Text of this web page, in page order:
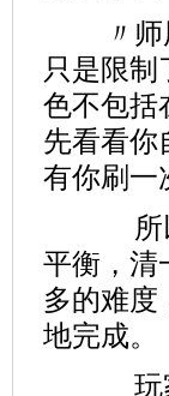
〃师
只是限
色不包括
先看看你
有你刷一
所以
平衡，清
多的难度
地完成。
玩家